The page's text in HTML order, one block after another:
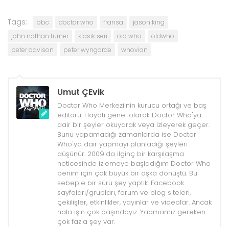
Tags: bbc doctor who fransa
jason king
john nathan turner
klasik seri old who
oldwho
peter davison
peter wyngarde whovian
Umut ÇEvik
Doctor Who Merkezi'nin kurucu ortağı ve baş
editörü. Hayatı genel olarak Doctor Who'ya
dair bir şeyler okuyarak veya izleyerek geçer.
Bunu yapamadığı zamanlarda ise Doctor
Who'ya dair yapmayı planladığı şeyleri
düşünür. 2009'da ilginç bir karşılaşma
neticesinde izlemeye başladığım Doctor Who
benim için çok büyük bir aşka dönüştü. Bu
sebeple bir sürü şey yaptık. Facebook
sayfaları/grupları, forum ve blog siteleri,
çekilişler, etkinlikler, yayınlar ve videolar. Ancak
hala işin çok başındayız. Yapmamız gereken
çok fazla şey var.